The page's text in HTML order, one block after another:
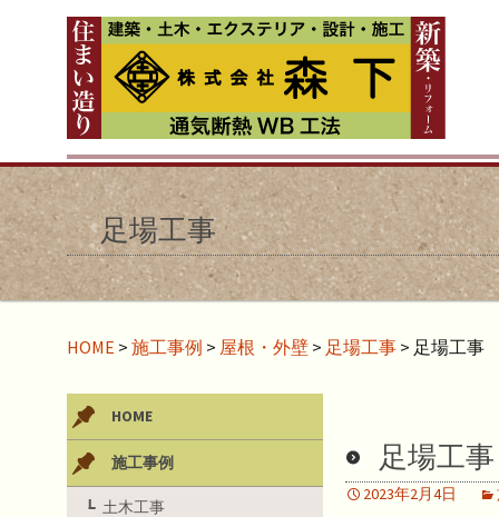
足場工事
HOME > 施工事例 > 屋根・外壁 > 足場工事 > 足場工事
足場工事
2023年2月4日
HOME
施工事例
土木工事